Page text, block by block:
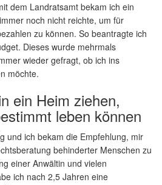
dem Landratsamt bekam ich ein
noch nicht reichte, um für
zu können. So beantragte ich
Dieses wurde mehrmals
wieder gefragt, ob ich ins
möchte.
ein Heim ziehen,
leben können
und ich bekam die Empfehlung, mir
behinderter Menschen zu
einer Anwältin und vielen
ich nach 2,5 Jahren eine